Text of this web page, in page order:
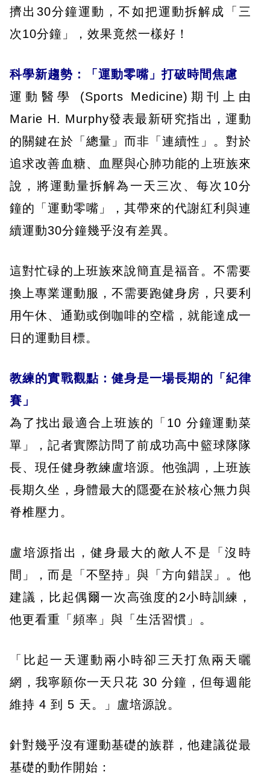
擠出30分鐘運動，不如把運動拆解成「三
次10分鐘」，效果竟然一樣好！
科學新趨勢：「運動零嘴」打破時間焦慮
運動醫學 (Sports Medicine)期刊上由
Marie H. Murphy發表最新研究指出，運動
的關鍵在於「總量」而非「連續性」。對於
追求改善血糖、血壓與心肺功能的上班族來
說，將運動量拆解為一天三次、每次10分
鐘的「運動零嘴」，其帶來的代謝紅利與連
續運動30分鐘幾乎沒有差異。
這對忙碌的上班族來說簡直是福音。不需要
換上專業運動服，不需要跑健身房，只要利
用午休、通勤或倒咖啡的空檔，就能達成一
日的運動目標。
教練的實戰觀點：健身是一場長期的「紀律
賽」
為了找出最適合上班族的「10 分鐘運動菜
單」，記者實際訪問了前成功高中籃球隊隊
長、現任健身教練盧培源。他強調，上班族
長期久坐，身體最大的隱憂在於核心無力與
脊椎壓力。
盧培源指出，健身最大的敵人不是「沒時
間」，而是「不堅持」與「方向錯誤」。他
建議，比起偶爾一次高強度的2小時訓練，
他更看重「頻率」與「生活習慣」。
「比起一天運動兩小時卻三天打魚兩天曬
網，我寧願你一天只花 30 分鐘，但每週能
維持 4 到 5 天。」盧培源說。
針對幾乎沒有運動基礎的族群，他建議從最
基礎的動作開始：